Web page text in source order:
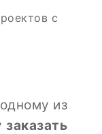
с
из
заказать